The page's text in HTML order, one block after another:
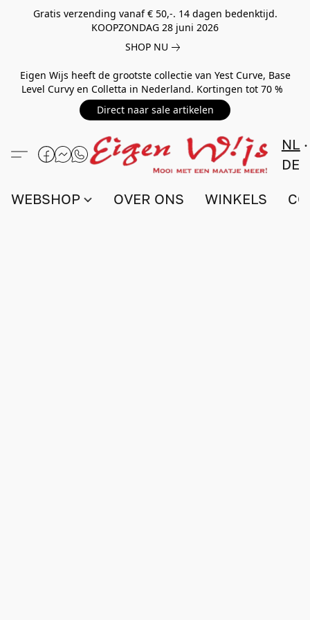
Gratis verzending vanaf € 50,-. 14 dagen bedenktijd.
KOOPZONDAG 28 juni 2026
SHOP NU
Eigen Wijs heeft de grootste collectie van Yest Curve, Base
Level Curvy en Colletta in Nederland. Kortingen tot 70 %
Direct naar sale artikelen
NL
DE
WEBSHOP OVER ONS WINKELS